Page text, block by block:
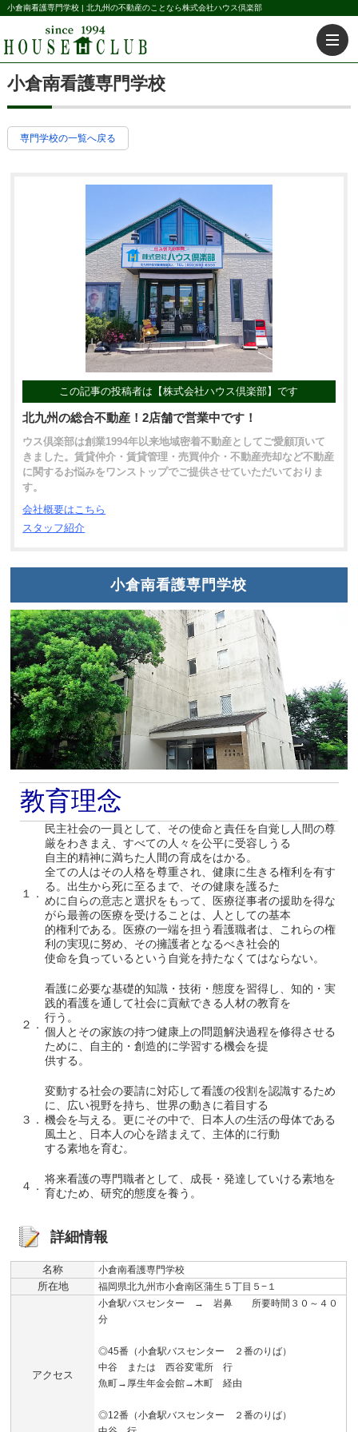
小倉南看護専門学校 | 北九州の不動産のことなら株式会社ハウス倶楽部
小倉南看護専門学校
専門学校の一覧へ戻る
この記事の投稿者は【株式会社ハウス倶楽部】です
北九州の総合不動産！2店舗で営業中です！
ウス倶楽部は創業1994年以来地域密着不動産としてご愛顧頂いて
きました。賃貸仲介・賃貸管理・売買仲介・不動産売却など不動産
に関するお悩みをワンストップでご提供させていただいておりま
す。
会社概要はこちら
スタッフ紹介
小倉南看護専門学校
教育理念
１．
民主社会の一員として、その使命と責任を自覚し人間の尊
厳をわきまえ、すべての人々を公平に受容しうる
自主的精神に満ちた人間の育成をはかる。
全ての人はその人格を尊重され、健康に生きる権利を有す
る。出生から死に至るまで、その健康を護るた
めに自らの意志と選択をもって、医療従事者の援助を得な
がら最善の医療を受けることは、人としての基本
的権利である。医療の一端を担う看護職者は、これらの権
利の実現に努め、その擁護者となるべき社会的
使命を負っているという自覚を持たなくてはならない。
２．
看護に必要な基礎的知識・技術・態度を習得し、知的・実
践的看護を通して社会に貢献できる人材の教育を
行う。
個人とその家族の持つ健康上の問題解決過程を修得させる
ために、自主的・創造的に学習する機会を提
供する。
３．
変動する社会の要請に対応して看護の役割を認識するため
に、広い視野を持ち、世界の動きに着目する
機会を与える。更にその中で、日本人の生活の母体である
風土と、日本人の心を踏まえて、主体的に行動
する素地を育む。
４．
将来看護の専門職者として、成長・発達していける素地を
育むため、研究的態度を養う。
詳細情報
名称 小倉南看護専門学校
所在地 福岡県北九州市小倉南区蒲生５丁目５−１
アクセス
小倉駅バスセンター → 岩鼻 所要時間３０～４０
分
◎45番（小倉駅バスセンター ２番のりば）
中谷 または 西谷変電所 行
魚町→厚生年金会館→木町 経由
◎12番（小倉駅バスセンター ２番のりば）